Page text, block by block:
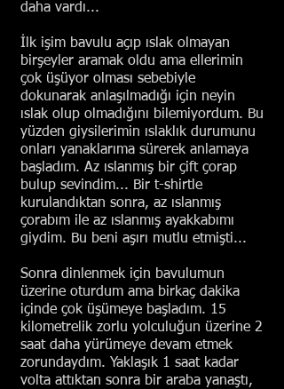
daha vardı...
İlk işim bavulu açıp ıslak olmayan
birşeyler aramak oldu ama ellerimin
çok üşüyor olması sebebiyle
dokunarak anlaşılmadığı için neyin
ıslak olup olmadığını bilemiyordum. Bu
yüzden giysilerimin ıslaklık durumunu
onları yanaklarıma sürerek anlamaya
başladım. Az ıslanmış bir çift çorap
bulup sevindim... Bir t-shirtle
kurulandıktan sonra, az ıslanmış
çorabım ile az ıslanmış ayakkabımı
giydim. Bu beni aşırı mutlu etmişti...
Sonra dinlenmek için bavulumun
üzerine oturdum ama birkaç dakika
içinde çok üşümeye başladım. 15
kilometrelik zorlu yolculuğun üzerine 2
saat daha yürümeye devam etmek
zorundaydım. Yaklaşık 1 saat kadar
volta attıktan sonra bir araba yanaştı,